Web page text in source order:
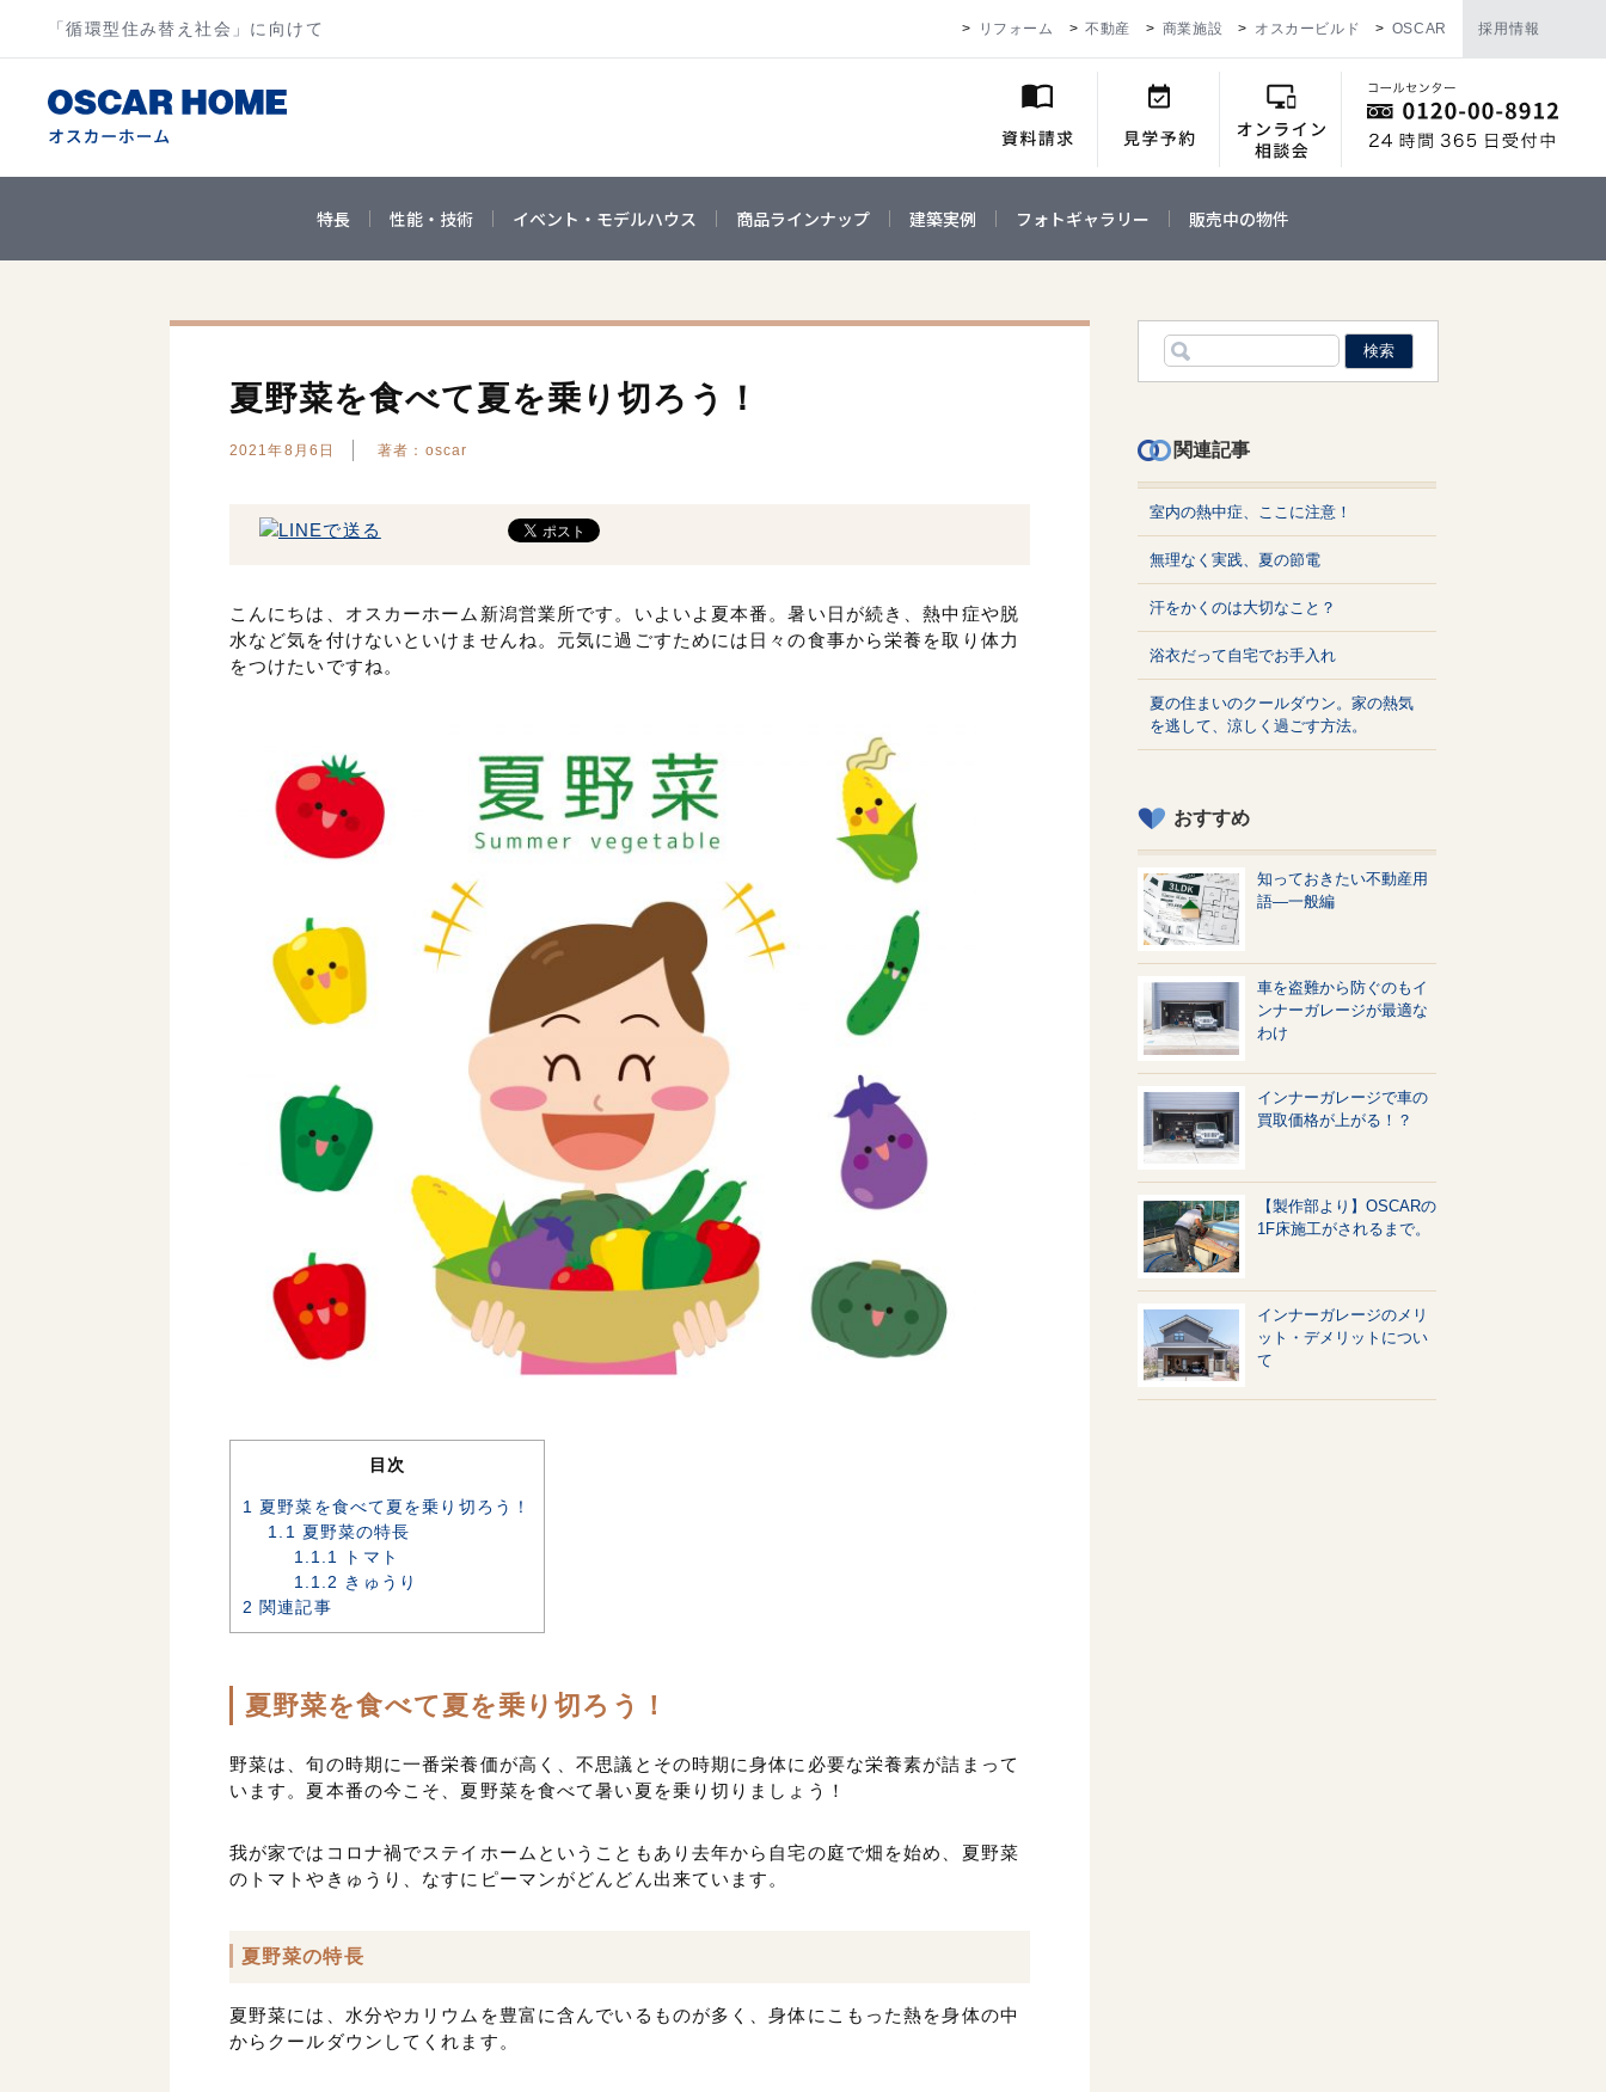
「循環型住み替え社会」に向けて リフォーム 不動産 商業施設 オスカービルド OSCAR 採用情報
特長 性能・技術 イベント・モデルハウス 商品ラインナップ 建築実例 フォトギャラリー 販売中の物件
夏野菜を食べて夏を乗り切ろう！
2021年8月6日 著者：oscar
こんにちは、オスカーホーム新潟営業所です。いよいよ夏本番。暑い日が続き、熱中症や脱
水など気を付けないといけませんね。元気に過ごすためには日々の食事から栄養を取り体力
をつけたいですね。
目次
1 夏野菜を食べて夏を乗り切ろう！
1.1 夏野菜の特長
1.1.1 トマト
1.1.2 きゅうり
2 関連記事
夏野菜を食べて夏を乗り切ろう！
野菜は、旬の時期に一番栄養価が高く、不思議とその時期に身体に必要な栄養素が詰まって
います。夏本番の今こそ、夏野菜を食べて暑い夏を乗り切りましょう！
我が家ではコロナ禍でステイホームということもあり去年から自宅の庭で畑を始め、夏野菜
のトマトやきゅうり、なすにピーマンがどんどん出来ています。
夏野菜の特長
夏野菜には、水分やカリウムを豊富に含んでいるものが多く、身体にこもった熱を身体の中
からクールダウンしてくれます。
関連記事
室内の熱中症、ここに注意！
無理なく実践、夏の節電
汗をかくのは大切なこと？
浴衣だって自宅でお手入れ
夏の住まいのクールダウン。家の熱気
を逃して、涼しく過ごす方法。
おすすめ
知っておきたい不動産用
語—一般編
車を盗難から防ぐのもイ
ンナーガレージが最適な
わけ
インナーガレージで車の
買取価格が上がる！？
【製作部より】OSCARの
1F床施工がされるまで。
インナーガレージのメリ
ット・デメリットについ
て